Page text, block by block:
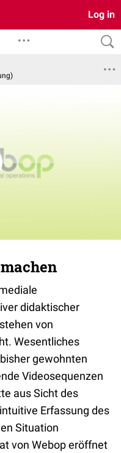
Log in
didaktischer
von
Wesentliches
gewohnten
Videosequenzen
aus Sicht des
Erfassung des
Situation
von Webop eröffnet